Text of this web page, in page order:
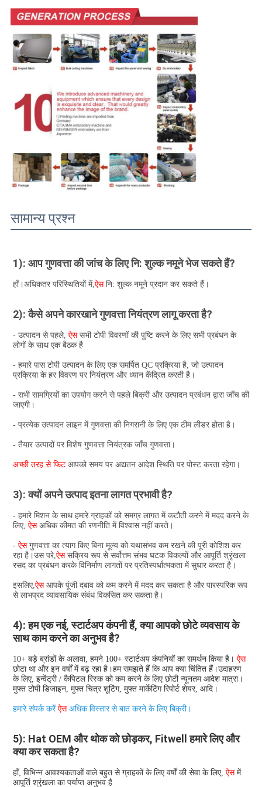
सामान्य प्रश्न
1): आप गुणवत्ता की जांच के लिए नि: शुल्क नमूने भेज सकते हैं?
हाँ।अधिकतर परिस्थितियों में,ऐस नि: शुल्क नमूने प्रदान कर सकते हैं।
2): कैसे अपने कारखाने गुणवत्ता नियंत्रण लागू करता है?
- उत्पादन से पहले, ऐस सभी टोपी विवरणों की पुष्टि करने के लिए सभी प्रबंधन के
लोगों के साथ एक बैठक है
- हमारे पास टोपी उत्पादन के लिए एक समर्पित QC प्रक्रिया है, जो उत्पादन
प्रक्रिया के हर विवरण पर नियंत्रण और ध्यान केंद्रित करती है।
- सभी सामग्रियों का उपयोग करने से पहले बिक्री और उत्पादन प्रबंधन द्वारा जाँच की
जाएगी।
- प्रत्येक उत्पादन लाइन में गुणवत्ता की निगरानी के लिए एक टीम लीडर होता है।
- तैयार उत्पादों पर विशेष गुणवत्ता नियंत्रक जाँच गुणवत्ता।
अच्छी तरह से फिट आपको समय पर अद्यतन आदेश स्थिति पर पोस्ट करता रहेगा।
3): क्यों अपने उत्पाद इतना लागत प्रभावी है?
- हमारे मिशन के साथ हमारे ग्राहकों को समग्र लागत में कटौती करने में मदद करने के
लिए, ऐस अधिक कीमत की रणनीति में विश्वास नहीं करते।
- ऐस गुणवत्ता का त्याग किए बिना मूल्य को यथासंभव कम रखने की पूरी कोशिश कर
रहा है।उस परे,ऐस सक्रिय रूप से सर्वोत्तम संभव घटक विकल्पों और आपूर्ति श्रृंखला
रसद का प्रबंधन करके विनिर्माण लागतों पर प्रतिस्पर्धात्मकता में सुधार करता है।
इसलिए,ऐस आपके पूंजी दबाव को कम करने में मदद कर सकता है और पारस्परिक रूप
से लाभप्रद व्यावसायिक संबंध विकसित कर सकता है।
4): हम एक नई, स्टार्टअप कंपनी हैं, क्या आपको छोटे व्यवसाय के
साथ काम करने का अनुभव है?
10+ बड़े ब्रांडों के अलावा, हमने 100+ स्टार्टअप कंपनियों का समर्थन किया है।
ऐस
छोटा था और इन वर्षों में बढ़ रहा है।हम समझते हैं कि आप क्या चिंतित हैं।उदाहरण
के लिए, इन्वेंट्री / कैपिटल रिस्क को कम करने के लिए छोटी न्यूनतम आदेश मात्रा।
मुफ्त टोपी डिजाइन, मुफ्त चित्र शूटिंग, मुफ्त मार्केटिंग रिपोर्ट शेयर, आदि।
हमारे संपर्क करें ऐस अधिक विस्तार से बात करने के लिए बिक्री।
5): Hat OEM और थोक को छोड़कर, Fitwell हमारे लिए और
क्या कर सकता है?
हाँ, विभिन्न आवश्यकताओं वाले बहुत से ग्राहकों के लिए वर्षों की सेवा के लिए, ऐस में
आपूर्ति श्रृंखला का पर्याप्त अनुभव है